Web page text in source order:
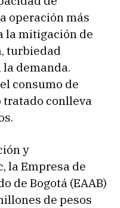
operación más
la mitigación de
turbiedad
demanda.
consumo de
tratado conlleva
y
la Empresa de
de Bogotá (EAAB)
de pesos